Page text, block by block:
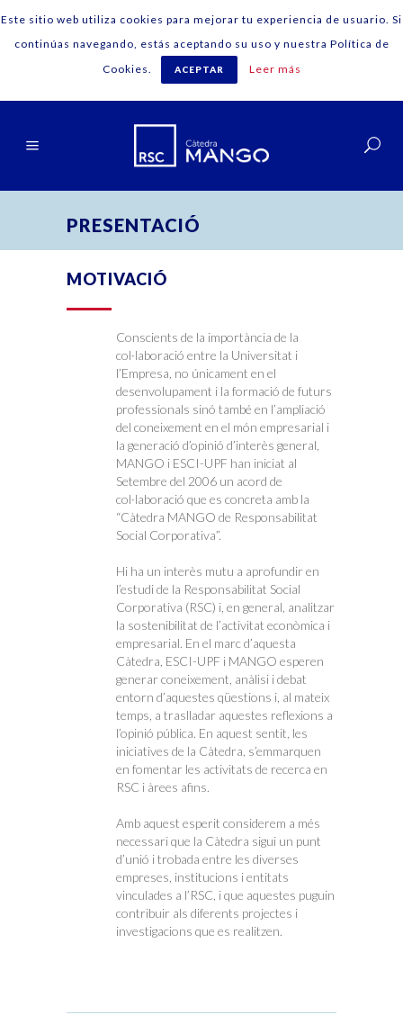
Català
PRESENTACIÓ
MOTIVACIÓ
Conscients de la importància de la
col·laboració entre la Universitat i
l’Empresa, no únicament en el
desenvolupament i la formació de futurs
professionals sinó també en l’ampliació
del coneixement en el món empresarial i
la generació d’opinió d’interès general,
MANGO i ESCI-UPF han iniciat al
Setembre del 2006 un acord de
col·laboració que es concreta amb la
“Càtedra MANGO de Responsabilitat
Social Corporativa”.
Hi ha un interès mutu a aprofundir en
l’estudi de la Responsabilitat Social
Corporativa (RSC) i, en general, analitzar
la sostenibilitat de l’activitat econòmica i
empresarial. En el marc d’aquesta
Càtedra, ESCI-UPF i MANGO esperen
generar coneixement, anàlisi i debat
entorn d’aquestes qüestions i, al mateix
temps, a traslladar aquestes reflexions a
l’opinió pública. En aquest sentit, les
iniciatives de la Càtedra, s’emmarquen
en fomentar les activitats de recerca en
RSC i àrees afins.
Amb aquest esperit considerem a més
necessari que la Càtedra sigui un punt
d’unió i trobada entre les diverses
empreses, institucions i entitats
vinculades a l’RSC, i que aquestes puguin
contribuir als diferents projectes i
investigacions que es realitzen.
Este sitio web utiliza cookies para mejorar tu experiencia de usuario. Si
continúas navegando, estás aceptando su uso y nuestra Política de
Cookies.
ACEPTAR Leer más